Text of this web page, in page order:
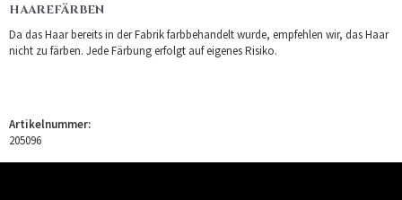
HAAREFÄRBEN
Da das Haar bereits in der Fabrik farbbehandelt wurde, empfehlen wir, das Haar
nicht zu färben. Jede Färbung erfolgt auf eigenes Risiko.
Artikelnummer:
205096